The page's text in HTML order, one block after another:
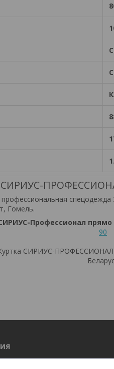
СИРИУС-
спецодежда
Гомель.
Профессионал прямо
90
СИРИУС-ПРОФЕССИОНАЛ